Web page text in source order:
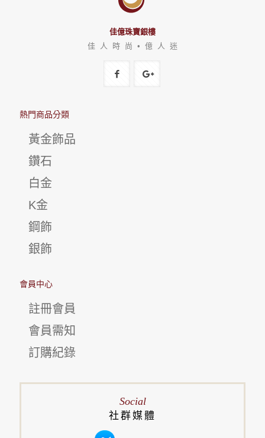
佳億珠寶銀樓
佳 人 時 尚 • 億 人 迷
熱門商品分類
黃金飾品
鑽石
白金
K金
鋼飾
銀飾
會員中心
註冊會員
會員需知
訂購紀錄
Social
社群媒體